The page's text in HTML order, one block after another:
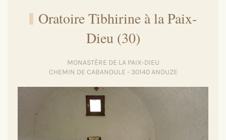
Oratoire Tibhirine à la Paix-
Dieu (30)
MONASTÈRE DE LA PAIX-DIEU
CHEMIN DE CABANOULE - 30140 ANDUZE